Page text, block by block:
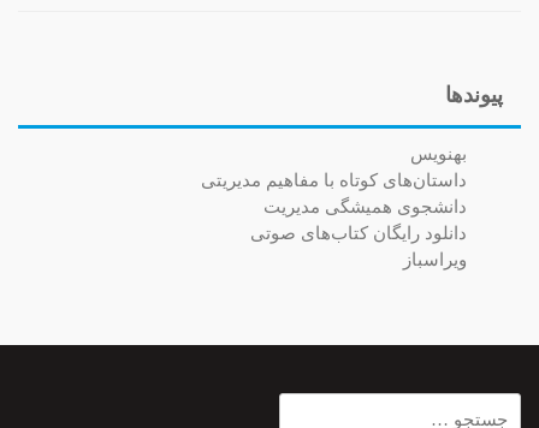
پیوندها
بهنویس
داستان‌های کوتاه با مفاهیم مدیریتی
دانشجوی همیشگی مدیریت
دانلود رایگان کتاب‌های صوتی
ویراسباز